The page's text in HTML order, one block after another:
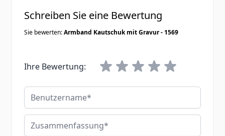
Schreiben Sie eine Bewertung
Sie bewerten:Armband Kautschuk mit Gravur - 1569
Ihre Bewertung:
Benutzername
Zusammenfassung